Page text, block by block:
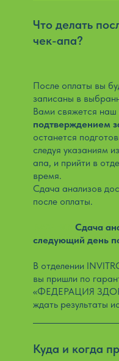
Что делать
чек-апа?
После оплаты вы
записаны в
Вами свяжется
подтверждением
останется
следуя указаниям
апа, и прийти в
время.
Сдача анализов
после оплаты.
Сдача
следующий день
В отделении
вы пришли по
«ФЕДЕРАЦИЯ
ждать результаты
Куда и когда